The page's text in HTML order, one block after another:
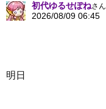
初代ゆるせぽねさん
2026/08/09 06:45
明日